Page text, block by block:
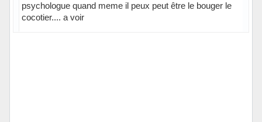
psychologue quand meme il peux peut être le bouger le
cocotier.... a voir